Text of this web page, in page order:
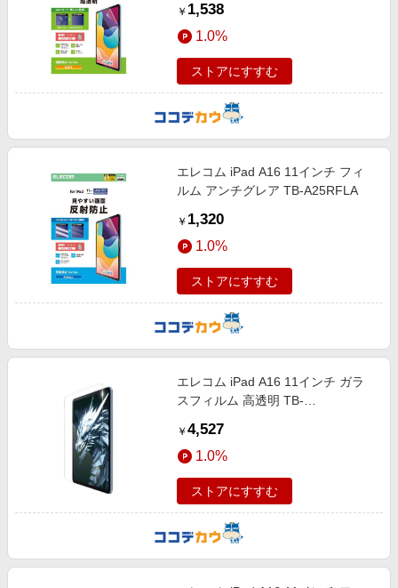
￥ 1,538
1.0%
ストアにすすむ
エレコム iPad A16 11インチ フィ
ルム アンチグレア TB-A25RFLA
￥ 1,320
1.0%
ストアにすすむ
エレコム iPad A16 11インチ ガラ
スフィルム 高透明 TB-
￥ 4,527
1.0%
ストアにすすむ